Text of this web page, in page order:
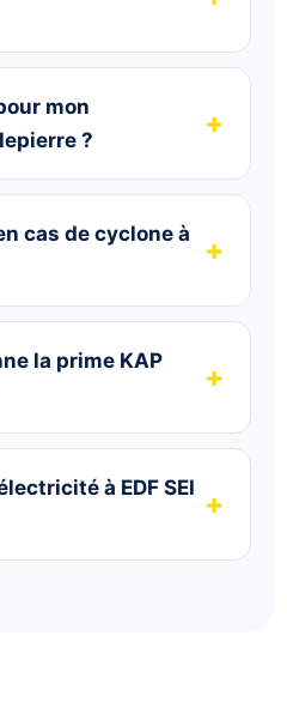
mon
?
cas de cyclone à
la prime KAP
à EDF SEI